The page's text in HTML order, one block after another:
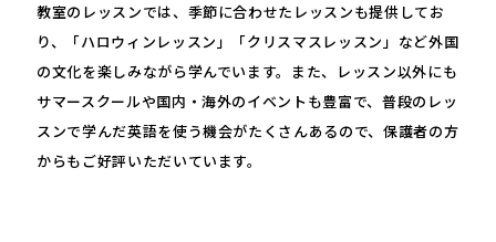
教室のレッスンでは、季節に合わせたレッスンも提供してお
り、「ハロウィンレッスン」「クリスマスレッスン」など外国
の文化を楽しみながら学んでいます。また、レッスン以外にも
サマースクールや国内・海外のイベントも豊富で、普段のレッ
スンで学んだ英語を使う機会がたくさんあるので、保護者の方
からもご好評いただいています。